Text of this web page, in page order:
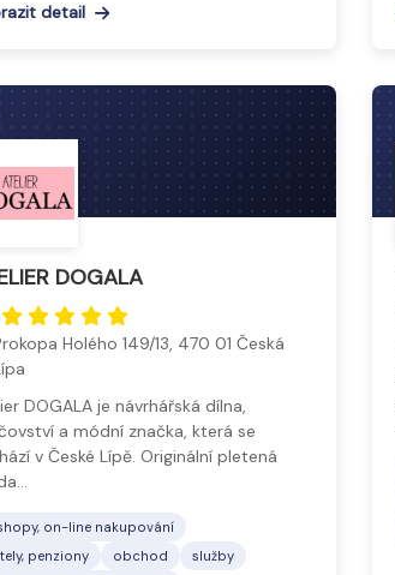
detail
DOGALA
Holého 149/13, 470 01 Česká
DOGALA je návrhářská dílna,
a módní značka, která se
v České Lípě. Originální pletená
on-line nakupování
penziony
obchod
služby